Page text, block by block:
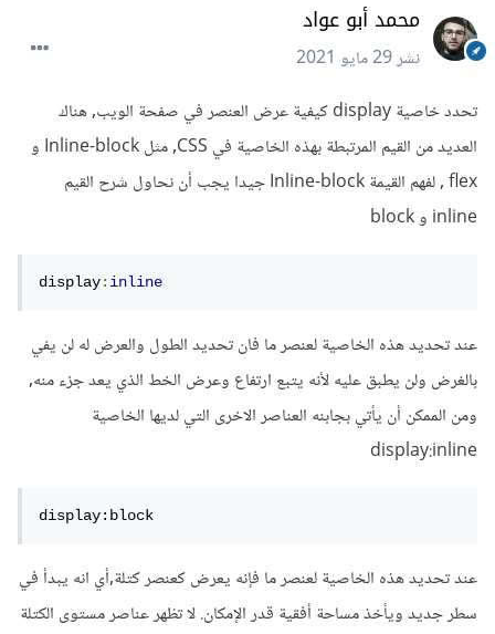
محمد أبو عواد
نشر29 مايو 2021
تحدد خاصية display كيفية عرض العنصر في صفحة الويب, هناك
العديد من القيم المرتبطة بهذه الخاصية في CSS, مثل Inline-block و
flex , لفهم القيمة Inline-block جيدا يجب أن نحاول شرح القيم
inline و block
display:inline
عند تحديد هذه الخاصية لعنصر ما فان تحديد الطول والعرض له لن يفي
بالغرض ولن يطبق عليه لأنه يتبع ارتفاع وعرض الخط الذي يعد جزء منه,
ومن الممكن أن يأتي بجابنه العناصر الاخرى التي لديها الخاصية
display:inline
display:block
عند تحديد هذه الخاصية لعنصر ما فإنه يعرض كعنصر كتلة,أي انه يبدأ في
سطر جديد ويأخذ مساحة أفقية قدر الإمكان. لا تظهر عناصر مستوى الكتلة